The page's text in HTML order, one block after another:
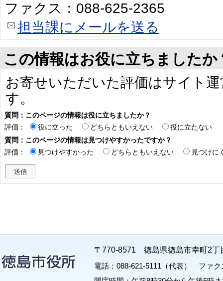
ファクス：088-625-2365
担当課にメールを送る
この情報はお役に立ちましたか
お寄せいただいた評価はサイト
す。
質問：このページの情報は役に立ちましたか？
評価：
役に立った どちらともいえない
役に立たない
質問：このページの情報は見つけやすかったですか？
評価：
見つけやすかった どちらともいえない 見つけに
〒770-8571 徳島県徳島市幸町2丁
電話：088-621-5111（代表） ファク